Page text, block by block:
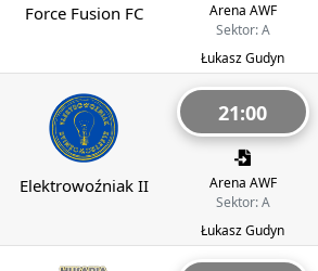
Force Fusion FC
Arena AWF
Sektor: A
Łukasz Gudyn
Elektrowoźniak II
21:00
Arena AWF
Sektor: A
Łukasz Gudyn